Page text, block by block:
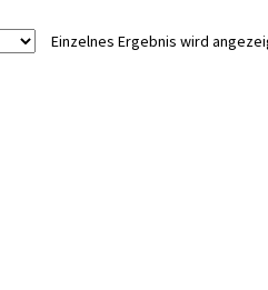
Einzelnes Ergebnis wird